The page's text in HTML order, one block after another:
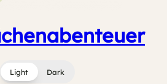
Light Dark